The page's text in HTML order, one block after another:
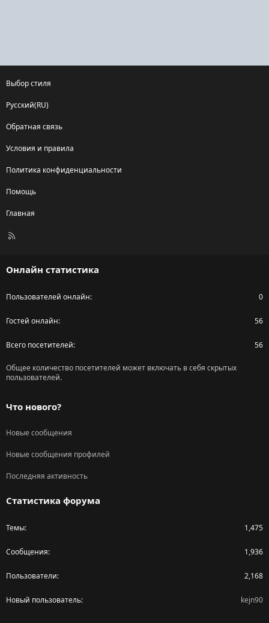
Выбор стиля
Русский(RU)
Обратная связь
Условия и правила
Политика конфиденциальности
Помощь
Главная
R
Онлайн статистика
Пользователей онлайн 0
Гостей онлайн 56
Всего посетителей 56
Общее количество посетителей может включать в себя скрытых
пользователей.
Что нового?
Новые сообщения
Новые сообщения профилей
Последняя активность
Статистика форума
Темы 1,475
Сообщения 1,936
Пользователи 2,168
Новый пользователь kejn90